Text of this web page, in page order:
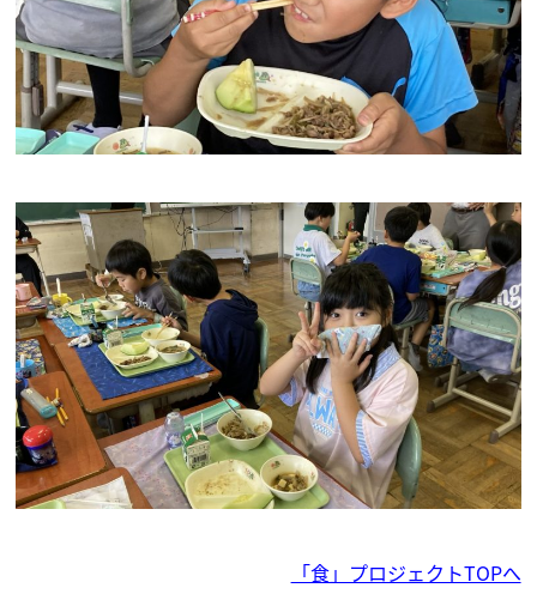
「食」プロジェクトTOPへ